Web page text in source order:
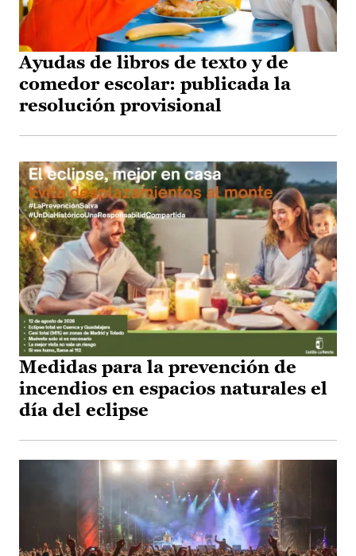
Ayudas de libros de texto y de
comedor escolar: publicada la
resolución provisional
Medidas para la prevención de
incendios en espacios naturales el
día del eclipse